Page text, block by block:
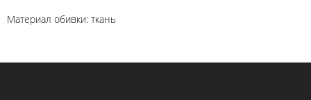
Материал обивки: ткань